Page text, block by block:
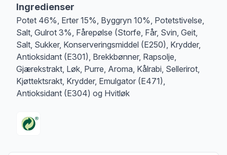
Ingredienser
Potet 46%, Erter 15%, Byggryn 10%, Potetstivelse,
Salt, Gulrot 3%, Fårepølse (Storfe, Får, Svin, Geit,
Salt, Sukker, Konserveringsmiddel (E250), Krydder,
Antioksidant (E301), Brekkbønner, Rapsolje,
Gjærekstrakt, Løk, Purre, Aroma, Kålrabi, Sellerirot,
Kjøttektsrakt, Krydder, Emulgator (E471),
Antioksidant (E304) og Hvitløk